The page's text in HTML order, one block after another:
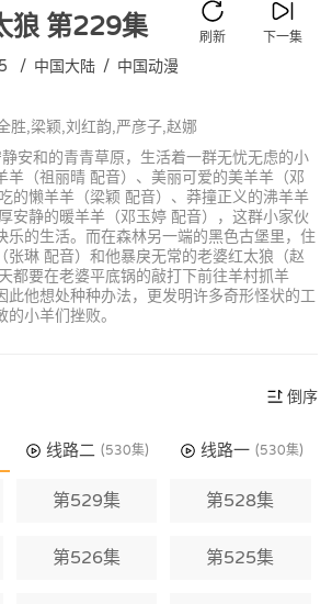
狼第229集 下一集
刷新
/ 中国大陆 / 中国动漫
胜,梁颖,刘红韵,严彦子,赵娜
安和的青青草原，生活着一群无忧无虑的小
羊（祖丽晴 配音）、美丽可爱的美羊羊（邓
的懒羊羊（梁颖 配音）、莽撞正义的沸羊羊
安静的暖羊羊（邓玉婷 配音），这群小家伙
乐的生活。而在森林另一端的黑色古堡里，住
张琳 配音）和他暴戾无常的老婆红太狼（赵
都要在老婆平底锅的敲打下前往羊村抓羊
此他想处种种办法，更发明许多奇形怪状的工
小羊们挫败。
倒序
线路二 (530集) 线路一 (530集)
第529集 第528集
第526集 第525集